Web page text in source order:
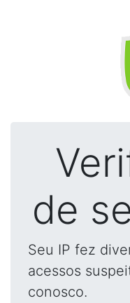
de
Seu IP fez
acessos
conosco.